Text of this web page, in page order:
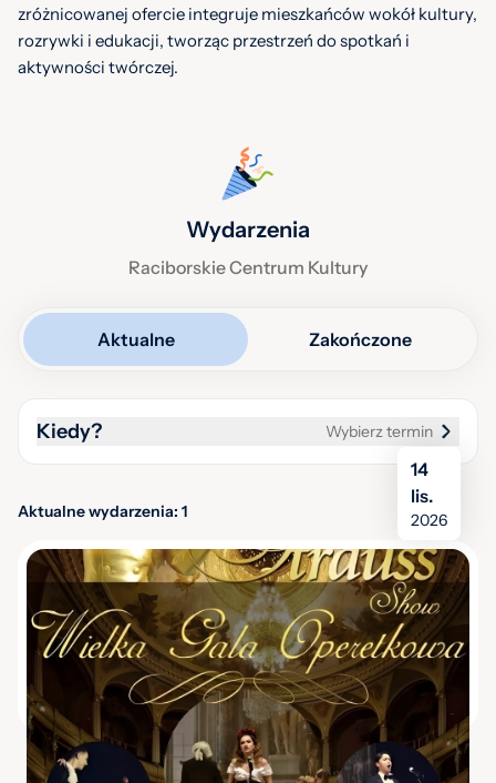
zróżnicowanej ofercie integruje mieszkańców wokół kultury,
rozrywki i edukacji, tworząc przestrzeń do spotkań i
aktywności twórczej.
Wydarzenia
Raciborskie Centrum Kultury
Aktualne Zakończone
Kiedy? Wybierz termin
Aktualne wydarzenia: 1
14
lis.
2026
Wielka Gala Wiedeńska Johann Strauss Show -
CZ. II
Raciborskie Centrum Kultury
Wstęp wolny